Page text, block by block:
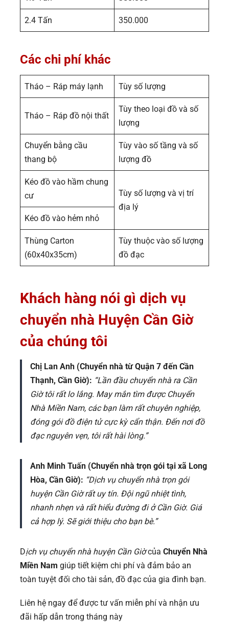
2.4 Tấn 350.000
Các chi phí khác
Tháo – Ráp máy lạnh Tùy số lượng
Tháo – Ráp đồ nội thất
Tùy theo loại đồ và số
lượng
Chuyển bằng cầu
thang bộ
Tùy vào số tầng và số
lượng đồ
Kéo đồ vào hầm chung
cư
Tùy số lượng và vị trí
địa lý
Kéo đồ vào hẻm nhỏ
Thùng Carton
(60x40x35cm)
Tùy thuộc vào số lượng
đồ đạc
Khách hàng nói gì dịch vụ
chuyển nhà Huyện Cần Giờ
của chúng tôi
Chị Lan Anh (Chuyển nhà từ Quận 7 đến Cần
Thạnh, Cần Giờ): “Lần đầu chuyển nhà ra Cần
Giờ tôi rất lo lắng. May mắn tìm được Chuyển
Nhà Miền Nam, các bạn làm rất chuyên nghiệp,
đóng gói đồ điện tử cực kỳ cẩn thận. Đến nơi đồ
đạc nguyên vẹn, tôi rất hài lòng.”
Anh Minh Tuấn (Chuyển nhà trọn gói tại xã Long
Hòa, Cần Giờ): “Dịch vụ chuyển nhà trọn gói
huyện Cần Giờ rất uy tín. Đội ngũ nhiệt tình,
nhanh nhẹn và rất hiểu đường đi ở Cần Giờ. Giá
cả hợp lý. Sẽ giới thiệu cho bạn bè.”
Dịch vụ chuyển nhà huyện Cần Giờcủa Chuyển Nhà
Miền Nam giúp tiết kiệm chi phí và đảm bảo an
toàn tuyệt đối cho tài sản, đồ đạc của gia đình bạn.
Liên hệ ngay để được tư vấn miễn phí và nhận ưu
đãi hấp dẫn trong tháng này